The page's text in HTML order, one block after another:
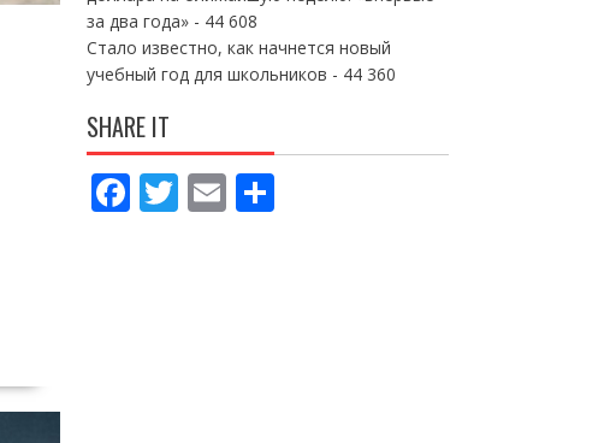
за два года»- 44 608
Стало известно, как начнется новый
учебный год для школьников - 44 360
SHARE IT
F T E П